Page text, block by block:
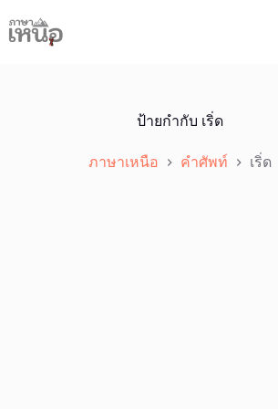
to
content
ป้ายกำกับ เริ่ด
ภาษาเหนือ คำศัพท์ เริ่ด